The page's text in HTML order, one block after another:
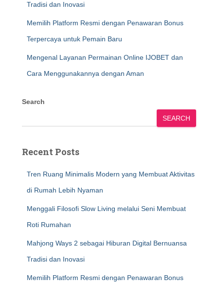
Tradisi dan Inovasi
Memilih Platform Resmi dengan Penawaran Bonus
Terpercaya untuk Pemain Baru
Mengenal Layanan Permainan Online IJOBET dan
Cara Menggunakannya dengan Aman
Search
SEARCH
Recent Posts
Tren Ruang Minimalis Modern yang Membuat Aktivitas
di Rumah Lebih Nyaman
Menggali Filosofi Slow Living melalui Seni Membuat
Roti Rumahan
Mahjong Ways 2 sebagai Hiburan Digital Bernuansa
Tradisi dan Inovasi
Memilih Platform Resmi dengan Penawaran Bonus